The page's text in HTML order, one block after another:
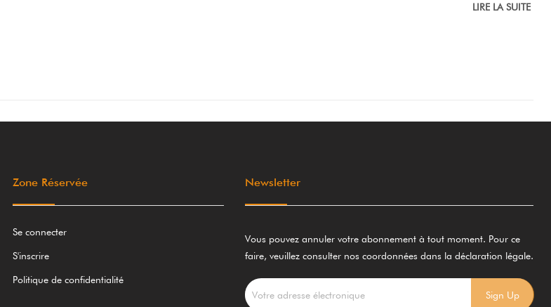
LIRE LA SUITE
Zone Réservée
Se connecter
S'inscrire
Politique de confidentialité
Newsletter
Vous pouvez annuler votre abonnement à tout moment. Pour ce
faire, veuillez consulter nos coordonnées dans la déclaration légale.